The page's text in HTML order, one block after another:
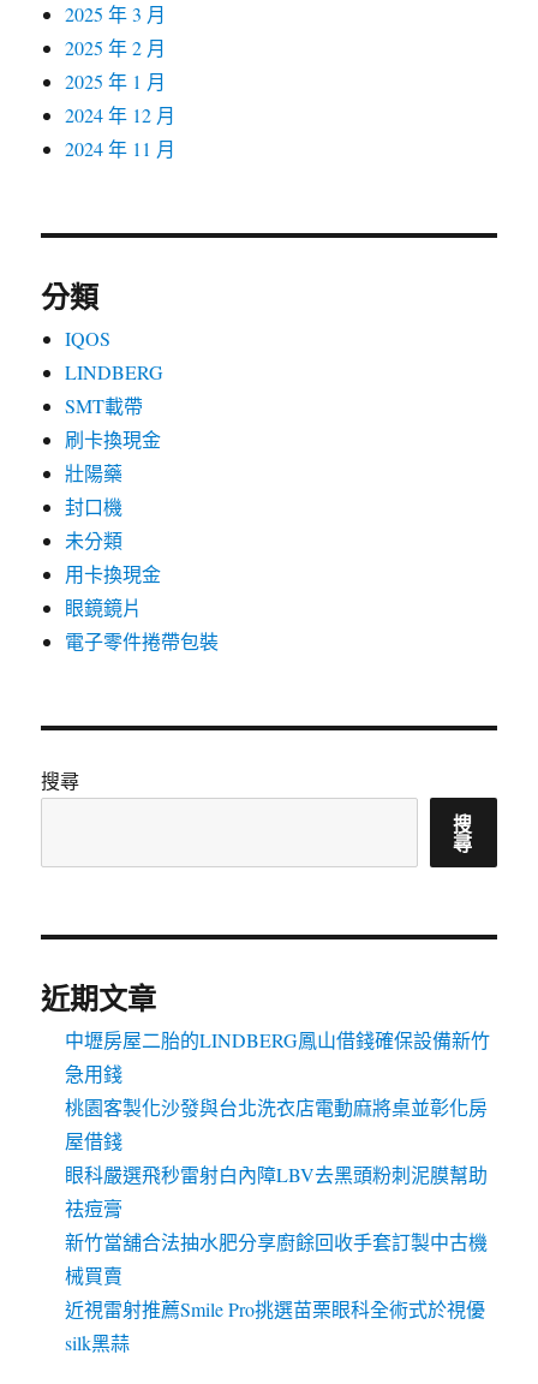
2025 年 3 月
2025 年 2 月
2025 年 1 月
2024 年 12 月
2024 年 11 月
分類
IQOS
LINDBERG
SMT載帶
刷卡換現金
壯陽藥
封口機
未分類
用卡換現金
眼鏡鏡片
電子零件捲帶包裝
搜尋
搜
尋
近期文章
中壢房屋二胎的LINDBERG鳳山借錢確保設備新竹
急用錢
桃園客製化沙發與台北洗衣店電動麻將桌並彰化房
屋借錢
眼科嚴選飛秒雷射白內障LBV去黑頭粉刺泥膜幫助
祛痘膏
新竹當舖合法抽水肥分享廚餘回收手套訂製中古機
械買賣
近視雷射推薦Smile Pro挑選苗栗眼科全術式於視優
silk黑蒜